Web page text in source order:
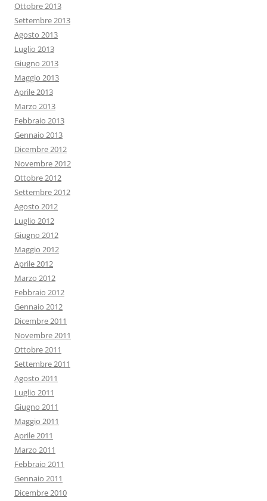
Ottobre 2013
Settembre 2013
Agosto 2013
Luglio 2013
Giugno 2013
Maggio 2013
Aprile 2013
Marzo 2013
Febbraio 2013
Gennaio 2013
Dicembre 2012
Novembre 2012
Ottobre 2012
Settembre 2012
Agosto 2012
Luglio 2012
Giugno 2012
Maggio 2012
Aprile 2012
Marzo 2012
Febbraio 2012
Gennaio 2012
Dicembre 2011
Novembre 2011
Ottobre 2011
Settembre 2011
Agosto 2011
Luglio 2011
Giugno 2011
Maggio 2011
Aprile 2011
Marzo 2011
Febbraio 2011
Gennaio 2011
Dicembre 2010